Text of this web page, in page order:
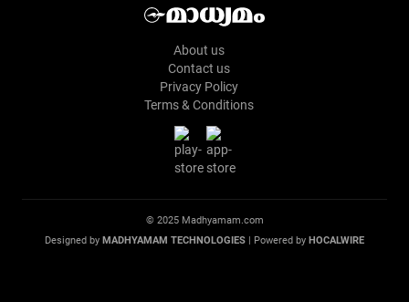
About us
Contact us
Privacy Policy
Terms & Conditions
© 2025 Madhyamam.com
Designed by MADHYAMAM TECHNOLOGIES | Powered by HOCALWIRE